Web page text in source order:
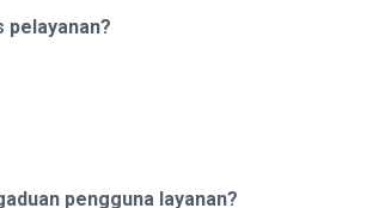
pelayanan?
pengguna layanan?